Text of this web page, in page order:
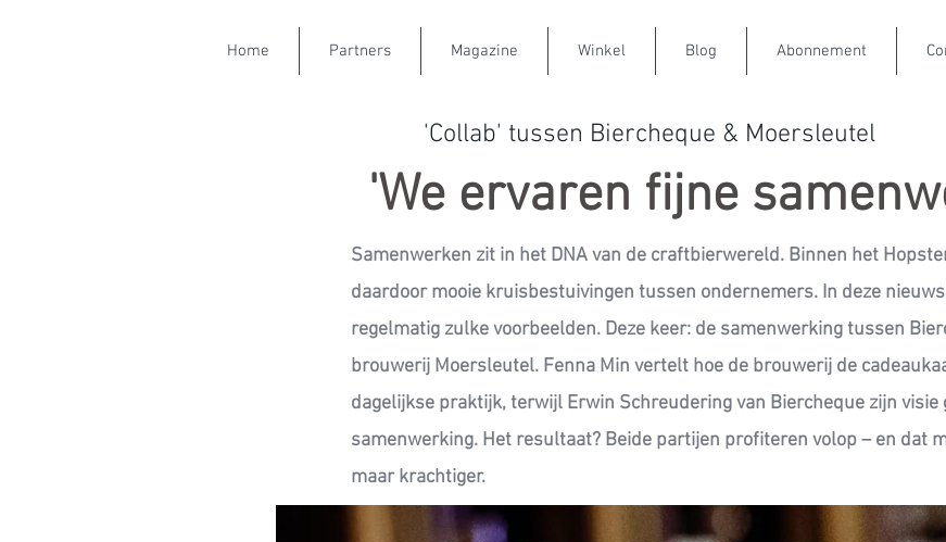
Home Partners Magazine Winkel Blog Abonnement
'Collab' tussen Biercheque & Moersleutel
'We ervaren fijne
Samenwerken zit in het DNA van de craftbierwereld. Binnen het
daardoor mooie kruisbestuivingen tussen ondernemers. In deze
regelmatig zulke voorbeelden. Deze keer: de samenwerking tussen
brouwerij Moersleutel. Fenna Min vertelt hoe de brouwerij de
dagelijkse praktijk, terwijl Erwin Schreudering van Biercheque zijn visie
samenwerking. Het resultaat? Beide partijen profiteren volop – en dat
maar krachtiger.